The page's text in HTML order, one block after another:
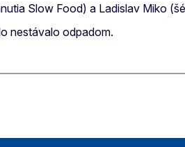
Slow Food) a Ladislav Miko
nestávalo odpadom.